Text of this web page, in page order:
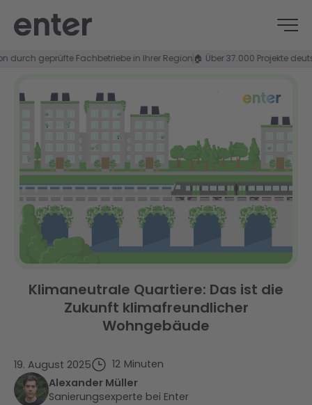
geprüfte Fachbetriebe in Ihrer Region🏠 Über 37.000 Projekte
Klimaneutrale Quartiere: Das ist die
Zukunft klimafreundlicher
Wohngebäude
19. August 2025 12 Minuten
Alexander Müller
Sanierungsexperte bei Enter